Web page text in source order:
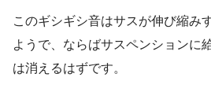
このギシギシ音はサスが伸び縮み
ようで、ならばサスペンションに
は消えるはずです。